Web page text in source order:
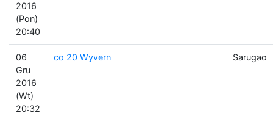
2016
(Pon)
20:40
06
Gru
2016
(Wt)
20:32
co 20 Wyvern Sarugao